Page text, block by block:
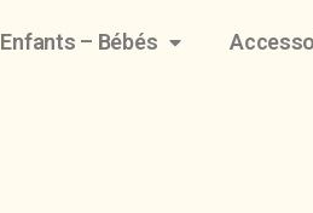
Enfants – Bébés